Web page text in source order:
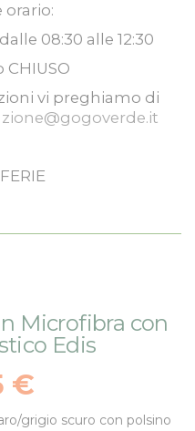
dalle 08:30 alle 12:30
CHIUSO
vi preghiamo di
Microfibra con
Edis
€
grigio scuro con polsino